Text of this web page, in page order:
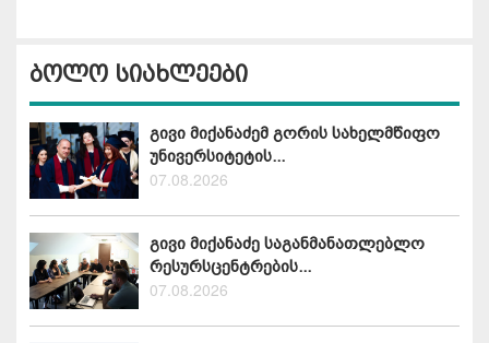
ბოლო სიახლეები
გივი მიქანაძემ გორის სახელმწიფო
უნივერსიტეტის...
07.08.2026
გივი მიქანაძე საგანმანათლებლო
რესურსცენტრების...
07.08.2026